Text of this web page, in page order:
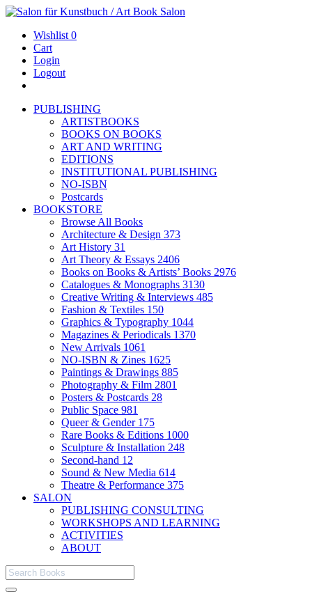
Wishlist 0
Cart
Login
Logout
PUBLISHING
ARTISTBOOKS
BOOKS ON BOOKS
ART AND WRITING
EDITIONS
INSTITUTIONAL PUBLISHING
NO-ISBN
Postcards
BOOKSTORE
Browse All Books
Architecture & Design 373
Art History 31
Art Theory & Essays 2406
Books on Books & Artists’ Books 2976
Catalogues & Monographs 3130
Creative Writing & Interviews 485
Fashion & Textiles 150
Graphics & Typography 1044
Magazines & Periodicals 1370
New Arrivals 1061
NO-ISBN & Zines 1625
Paintings & Drawings 885
Photography & Film 2801
Posters & Postcards 28
Public Space 981
Queer & Gender 175
Rare Books & Editions 1000
Sculpture & Installation 248
Second-hand 12
Sound & New Media 614
Theatre & Performance 375
SALON
PUBLISHING CONSULTING
WORKSHOPS AND LEARNING
ACTIVITIES
ABOUT